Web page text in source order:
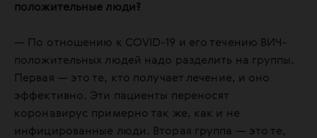
положительные люди?
— По отношению к COVID-19 и его течению ВИЧ-
положительных людей надо разделить на группы.
Первая — это те, кто получает лечение, и оно
эффективно. Эти пациенты переносят
коронавирус примерно так же, как и не
инфицированные люди. Вторая группа — это те,